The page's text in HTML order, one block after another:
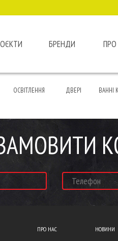
БРЕНДИ ПРО
ОСВІТЛЕННЯ ДВЕРІ ВАННІ
ПРО НАС НОВИНИ